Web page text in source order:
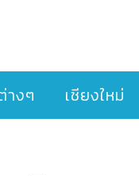
างๆ เชียงใหม่